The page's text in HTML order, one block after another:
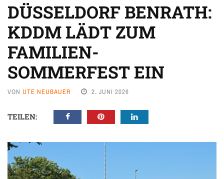
DÜSSELDORF BENRATH:
KDDM LÄDT ZUM
FAMILIEN-
SOMMERFEST EIN
VON UTE NEUBAUER 2. JUNI 2026
TEILEN: